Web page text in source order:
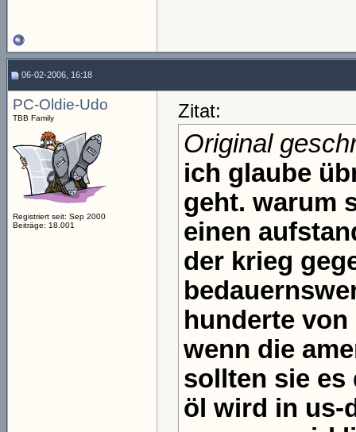
06-02-2006, 16:18
PC-Oldie-Udo
TBB Family
Registriert seit: Sep 2000
Beiträge: 18.001
Zitat:
Original
ich glaube
geht. warum
einen
der krieg
hunderte
wenn die
sollten sie es
öl wird in us-